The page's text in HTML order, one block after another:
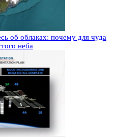
об облаках: почему для чуда
неба